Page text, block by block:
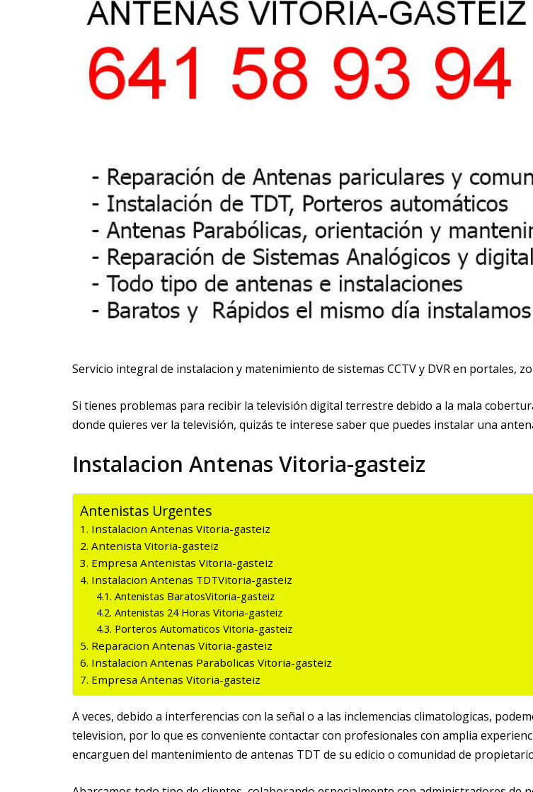
Servicio integral de instalacion y matenimiento de sistemas CCTV y DVR en portales,
Si tienes problemas para recibir la televisión digital terrestre debido a la mala
donde quieres ver la televisión, quizás te interese saber que puedes instalar una
Instalacion Antenas Vitoria-gasteiz
Antenistas Urgentes
Instalacion Antenas Vitoria-gasteiz
Antenista Vitoria-gasteiz
Empresa Antenistas Vitoria-gasteiz
Instalacion Antenas TDTVitoria-gasteiz
Antenistas BaratosVitoria-gasteiz
Antenistas 24 Horas Vitoria-gasteiz
Porteros Automaticos Vitoria-gasteiz
Reparacion Antenas Vitoria-gasteiz
Instalacion Antenas Parabolicas Vitoria-gasteiz
Empresa Antenas Vitoria-gasteiz
A veces, debido a interferencias con la señal o a las inclemencias climatologicas,
television, por lo que es conveniente contactar con profesionales con amplia
encarguen del mantenimiento de antenas TDT de su edificio o comunidad de